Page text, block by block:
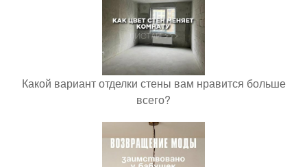
Какой вариант отделки стены вам нравится больше
всего?